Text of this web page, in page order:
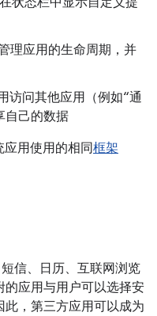
理应用的生命周期，并
访问其他应用（例如“通
自己的数据
用使用的相同框架
信、日历、互联网浏览
应用与用户可以选择安
，第三方应用可以成为